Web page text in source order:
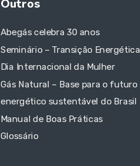
Outros
Abegás celebra 30 anos
Seminário – Transição Energética
Dia Internacional da Mulher
Gás Natural – Base para o futuro
energético sustentável do Brasil
Manual de Boas Práticas
Glossário